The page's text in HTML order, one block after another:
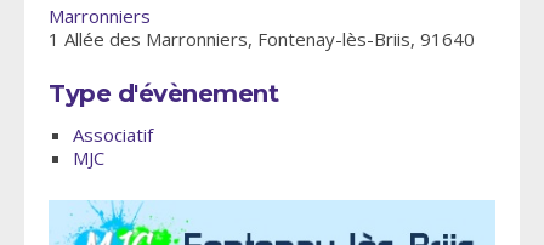
Marronniers
1 Allée des Marronniers, Fontenay-lès-Briis, 91640
Type d'évènement
Associatif
MJC